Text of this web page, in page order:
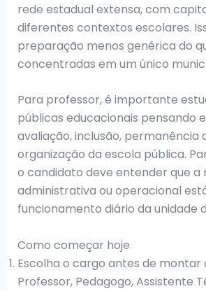
rede estadual extensa, com
diferentes contextos escolares.
preparação menos genérica do
concentradas em um único
Para professor, é importante
públicas educacionais pensando
avaliação, inclusão, permanência
organização da escola pública.
o candidato deve entender que a
administrativa ou operacional
funcionamento diário da unidade
Como começar hoje
Escolha o cargo antes de montar
Professor, Pedagogo, Assistente